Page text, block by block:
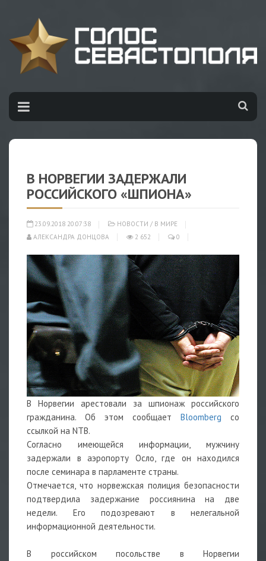
В НОРВЕГИИ ЗАДЕРЖАЛИ
РОССИЙСКОГО «ШПИОНА»
23.09.2018 20:07:38 НОВОСТИ / В МИРЕ
АЛЕКСАНДРА ДОНЦОВА
2 652 0
В Норвегии арестовали за шпионаж российского
гражданина. Об этом сообщает Bloomberg со
ссылкой на NTB.
Согласно имеющейся информации, мужчину
задержали в аэропорту Осло, где он находился
после семинара в парламенте страны.
Отмечается, что норвежская полиция безопасности
подтвердила задержание россиянина на две
недели. Его подозревают в нелегальной
информационной деятельности.
В российском посольстве в Норвегии